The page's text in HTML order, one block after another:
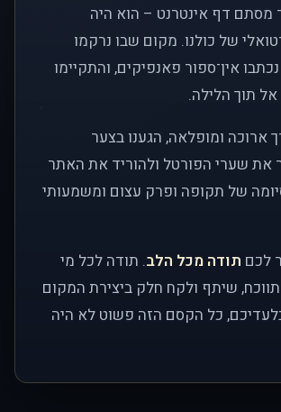
מסתם דף אינטרנט – הוא היה
של כולנו. מקום שבו נרקמו
אין־ספור פאנפיקים, והתקיימו
אל תוך הלילה.
ארוכה ומופלאה, הגענו בצער
את שערי הפורטל ולהוריד את האתר
של תקופה ופרק עצום ומשמעותי
לכם תודה מכל הלב. תודה לכל מי
שיתף ולקח חלק ביצירת המקום
כל הקסם הזה פשוט לא היה